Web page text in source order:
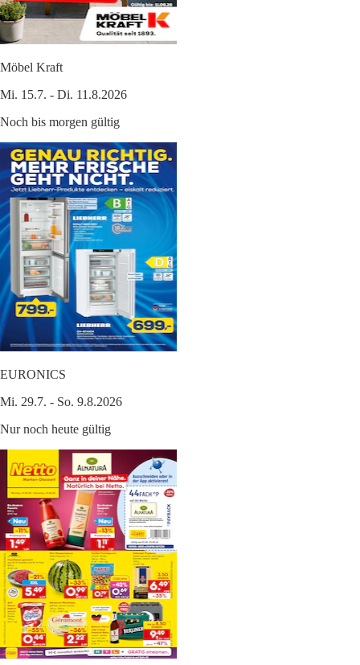
Möbel Kraft
Mi. 15.7. - Di. 11.8.2026
Noch bis morgen gültig
EURONICS
Mi. 29.7. - So. 9.8.2026
Nur noch heute gültig